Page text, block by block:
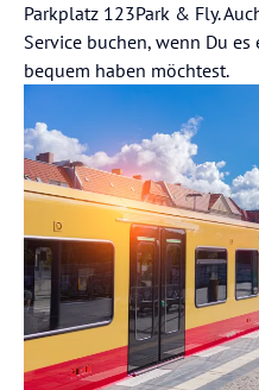
Parkplatz 123Park & Fly.
Service buchen, wenn Du
bequem haben möchtest.